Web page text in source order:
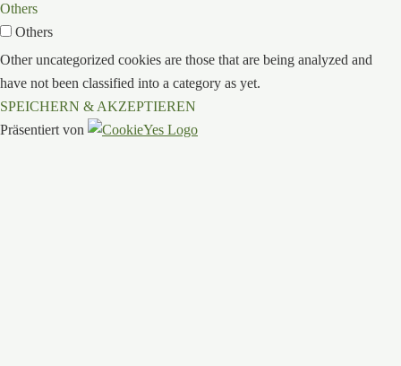
Others
Others
Other uncategorized cookies are those that are being analyzed and
have not been classified into a category as yet.
SPEICHERN & AKZEPTIEREN
Präsentiert von